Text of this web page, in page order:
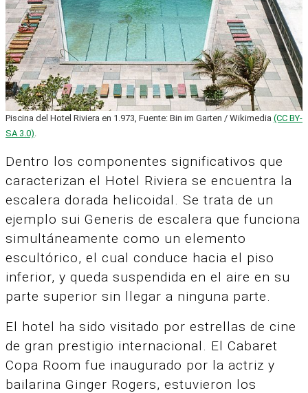
Piscina del Hotel Riviera en 1.973, Fuente: Bin im Garten / Wikimedia (CC BY-
SA 3.0)
Dentro los componentes significativos que
caracterizan el Hotel Riviera se encuentra la
escalera dorada helicoidal. Se trata de un
ejemplo sui Generis de escalera que funciona
simultáneamente como un elemento
escultórico, el cual conduce hacia el piso
inferior, y queda suspendida en el aire en su
parte superior sin llegar a ninguna parte.
El hotel ha sido visitado por estrellas de cine
de gran prestigio internacional. El Cabaret
Copa Room fue inaugurado por la actriz y
bailarina Ginger Rogers, estuvieron los